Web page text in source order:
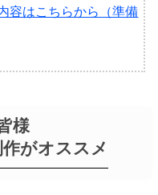
容はこちらから（準備
様
がオススメ